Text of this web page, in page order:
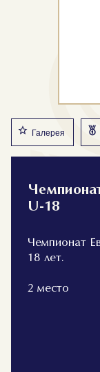
Галерея
U-18
Чемпионат
18 лет.
2 место